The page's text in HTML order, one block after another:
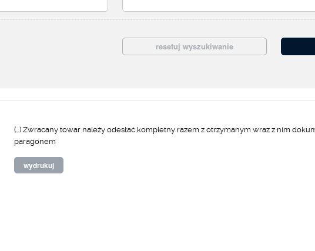
(…) Zwracany towar należy odesłać kompletny razem z otrzymanym wraz z nim
paragonem
wydrukuj